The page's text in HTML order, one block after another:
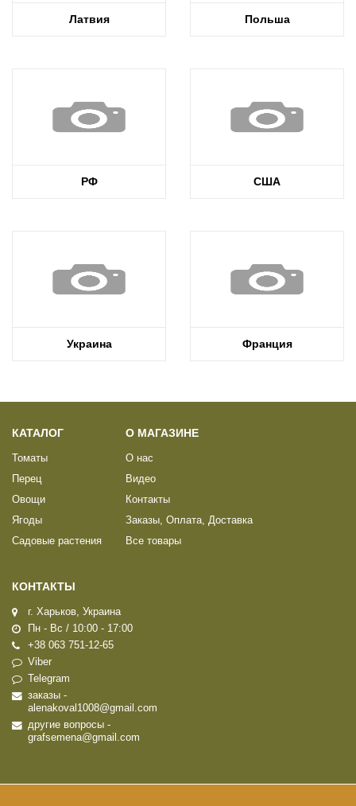
Латвия Польша
РФ США
Украина Франция
КАТАЛОГ
Томаты
Перец
Овощи
Ягоды
Садовые растения
О МАГАЗИНЕ
О нас
Видео
Контакты
Заказы, Оплата, Доставка
Все товары
КОНТАКТЫ
г. Харьков, Украина
Пн - Вс / 10:00 - 17:00
+38 063 751-12-65
Viber
Telegram
заказы -
alenakoval1008@gmail.com
другие вопросы -
grafsemena@gmail.com